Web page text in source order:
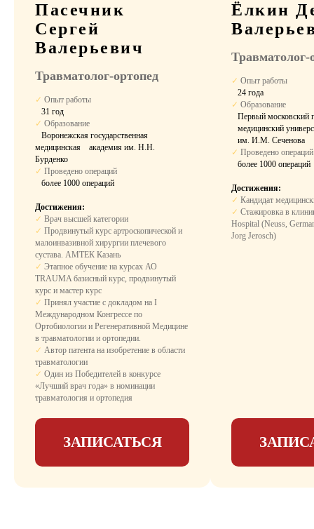
Пасечник
Сергей
Валерьевич
Травматолог-ортопед
✓ Опыт работы
⠀31 год
✓ Образование
⠀Воронежская государственная
медицинская ⠀академия им. Н.Н.
Бурденко
✓ Проведено операций
более 1000 операций
Достижения:
✓ Врач высшей категории
✓ Продвинутый курс артроскопической и
малоинвазивной хирургии плечевого
сустава. АМТЕК Казань
✓ Этапное обучение на курсах АО
TRAUMA базисный курс, продвинутый
курс и мастер курс
✓ Принял участие с докладом на I
Международном Конгрессе по
Ортобиологии и Регенеративной Медицине
в травматологии и ортопедии.
✓ Автор патента на изобретение в области
травматологии
✓ Один из Победителей в конкурсе
«Лучший врач года» в номинации
травматология и ортопедия
ЗАПИСАТЬСЯ
Ёлкин
Травматолог-
✓ Опыт работы
⠀24 года
✓ Образование
⠀Первый московский
⠀медицинский
⠀им. И.М. Сеченова
✓ Проведено операций
более 1000 операций
Достижения:
✓ Кандидат
✓ Стажировка в
Hospital (Neuss,
Jorg Jerosch)
Комфортное размещение в период
восстановления после операции.
Двухместная палата
Комфортное размещение с необходимыми
удобствами для восстановления после
операции.
День госпитализации - бесплатно, не
оплачивается палата и пребывание.
Что входит:
санузел
душевая кабина с гидромассажным
душем
удобная медицинская кровать с
пультом управления
LCD-телевизор
бесплатный Wi-Fi
кондиционер
3-х разовое питание
✓медикаментозное сопровождение